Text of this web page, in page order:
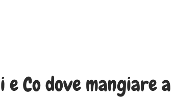
e Co dove mangiare